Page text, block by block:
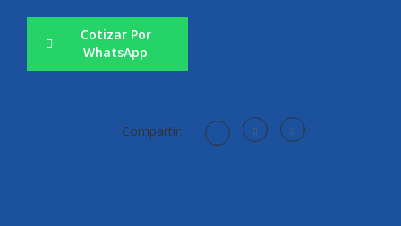
Cotizar Por
WhatsApp
Compartir: